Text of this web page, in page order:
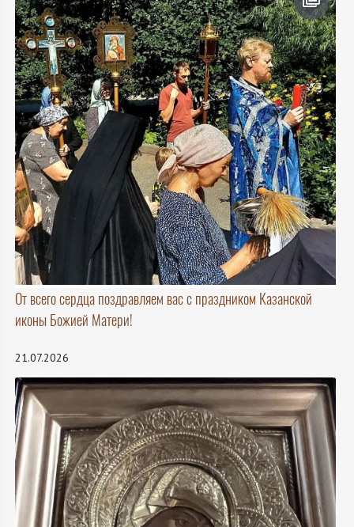
От всего сердца поздравляем вас с праздником Казанской
иконы Божией Матери!
21.07.2026